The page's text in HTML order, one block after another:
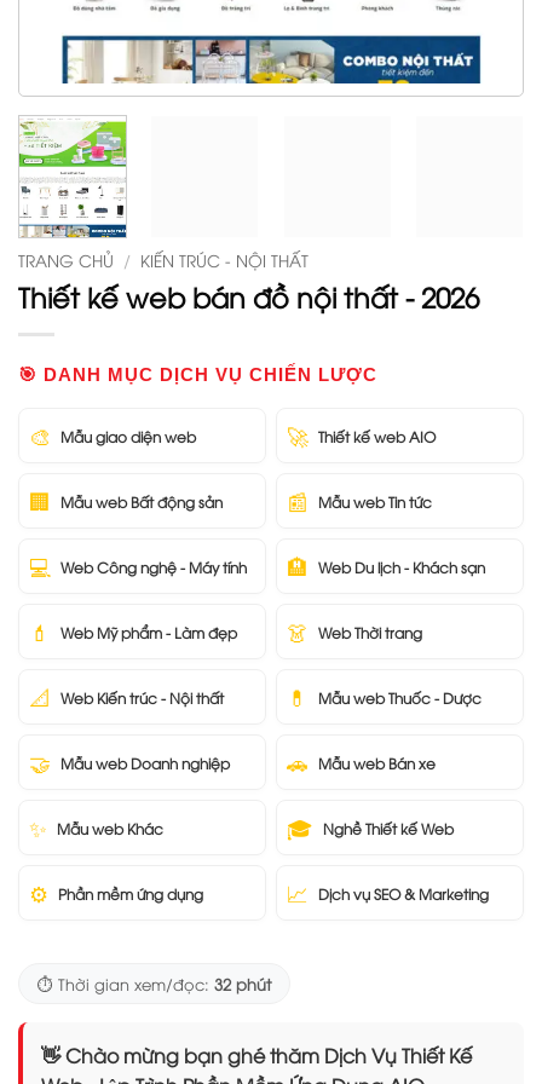
TRANG CHỦ / KIẾN TRÚC - NỘI THẤT
Thiết kế web bán đồ nội thất - 2026
🎯 DANH MỤC DỊCH VỤ CHIẾN LƯỢC
🎨 Mẫu giao diện web 🚀 Thiết kế web AIO
🏢 Mẫu web Bất động sản 📰 Mẫu web Tin tức
💻 Web Công nghệ - Máy tính 🏨 Web Du lịch - Khách sạn
💄 Web Mỹ phẩm - Làm đẹp 👗 Web Thời trang
📐 Web Kiến trúc - Nội thất 💊 Mẫu web Thuốc - Dược
🤝 Mẫu web Doanh nghiệp 🚗 Mẫu web Bán xe
✨ Mẫu web Khác 🎓 Nghề Thiết kế Web
⚙️ Phần mềm ứng dụng 📈 Dịch vụ SEO & Marketing
⏱️ Thời gian xem/đọc: 32 phút
👋 Chào mừng bạn ghé thăm Dịch Vụ Thiết Kế